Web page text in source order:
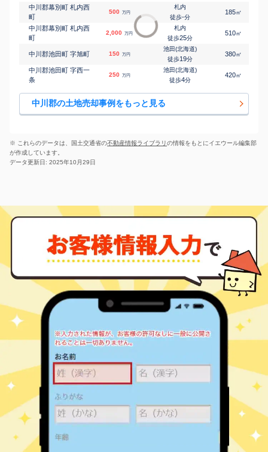
中川郡幕別町 札内西
町
500 万円
札内
徒歩-分
185㎡
中川郡幕別町 札内西
町
2,000 万円
札内
徒歩25分
510㎡
中川郡池田町 字旭町 150 万円
池田(北海道)
徒歩19分
380㎡
中川郡池田町 字西一
条
250 万円
池田(北海道)
徒歩4分
420㎡
中川郡の土地売却事例をもっと見る
※ これらのデータは、国土交通省の不動産情報ライブラリの情報をもとにイエウール編集部
が作成しています。
データ更新日: 2025年10月29日